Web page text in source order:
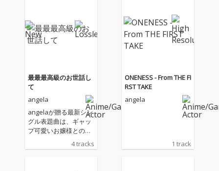
最最最高級のお世話し
て
angela
angelaが贈る最新シン
グル表題曲は、ギャッ
プ可愛いお嬢様との主
従を越えて始まる恋物
語―TVアニメ『才女の
4 tracks
ONENESS - From THE FI
RST TAKE
angela
1 track